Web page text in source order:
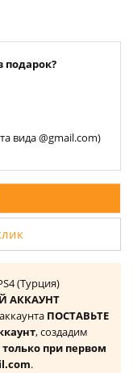
подарок?
вида @gmail.com)
(Турция)
АККАУНТ
ПОСТАВЬТЕ
, создадим
при первом
.